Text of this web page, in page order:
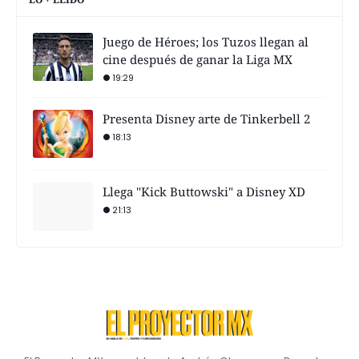
Juego de Héroes; los Tuzos llegan al
cine después de ganar la Liga MX
19:29
Presenta Disney arte de Tinkerbell 2
18:13
Llega "Kick Buttowski" a Disney XD
21:13